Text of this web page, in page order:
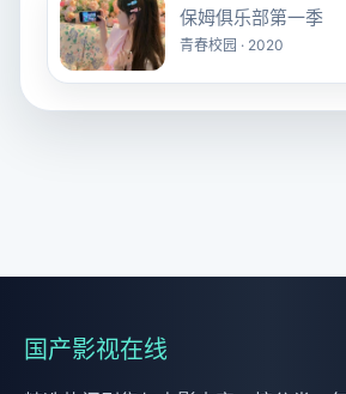
保姆俱乐部第一季
青春校园 · 2020
国产影视在线